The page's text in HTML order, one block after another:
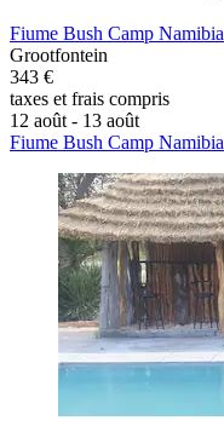
Fiume Bush Camp Namibia
Grootfontein
343 €
taxes et frais compris
12 août - 13 août
Fiume Bush Camp Namibia